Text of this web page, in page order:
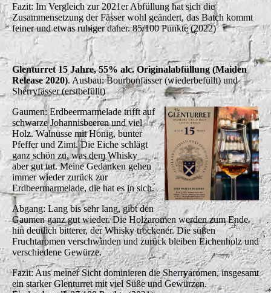
Fazit: Im Vergleich zur 2021er Abfüllung hat sich die
Zusammensetzung der Fässer wohl geändert, das Batch kommt
feiner und etwas ruhiger daher. 85/100 Punkte (2022)
Glenturret 15 Jahre, 55% alc. Originalabfüllung (Maiden
Release 2020). Ausbau: Bourbonfässer (wiederbefüllt) und
Sherryfässer (erstbefüllt)
Gaumen: Erdbeermarmelade trifft auf
schwarze Johannisbeeren und viel
Holz. Walnüsse mit Honig, bunter
Pfeffer und Zimt. Die Eiche schlägt
ganz schön zu, was dem Whisky
aber gut tut. Meine Gedanken gehen
immer wieder zurück zur
Erdbeermarmelade, die hat es in sich.
Abgang: Lang bis sehr lang, gibt den
Gaumen ganz gut wieder. Die Holzaromen werden zum Ende
hin deutlich bitterer, der Whisky trockener. Die süßen
Fruchtaromen verschwinden und zurück bleiben Eichenholz und
verschiedene Gewürze.
Fazit: Aus meiner Sicht dominieren die Sherryaromen, insgesamt
ein starker Glenturret mit viel Süße und Gewürzen.